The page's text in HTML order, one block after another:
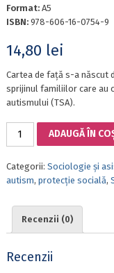
Format: A5
ISBN: 978-606-16-0754-9
14,80 lei
Cartea de față s-a născut
sprijinul familiilor care au
autismului (TSA).
ÎN
RÂNDUL
DIAGNOSTICAŢI
ADAUGĂ ÎN
Categorii: Sociologie și
autism, protecţie socială,
Recenzii (0)
Recenzii